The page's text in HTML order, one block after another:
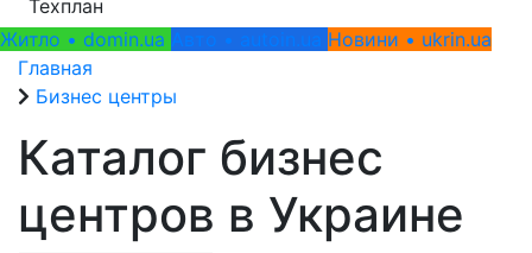
Техплан
Житло • domin.ua Авто • autoin.ua Новини • ukrin.ua
Главная
Бизнес центры
Каталог бизнес
центров в Украине